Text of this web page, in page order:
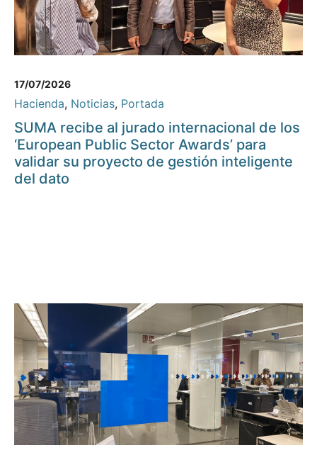
17/07/2026
Hacienda, Noticias, Portada
SUMA recibe al jurado internacional de los
‘European Public Sector Awards’ para
validar su proyecto de gestión inteligente
del dato